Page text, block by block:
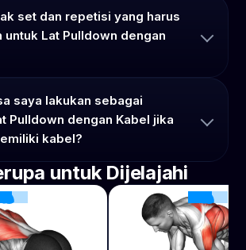
set dan repetisi yang harus
untuk Lat Pulldown dengan
saya lakukan sebagai
Pulldown dengan Kabel jika
kabel?
untuk Dijelajahi